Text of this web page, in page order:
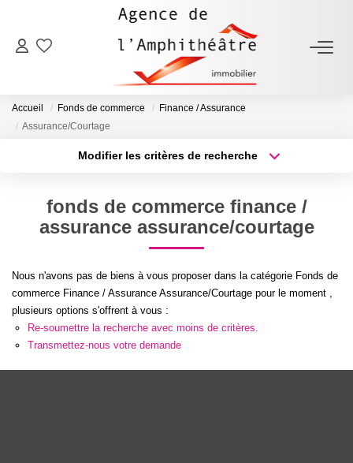
ACHETER
FAIRE GÉRER
NOTRE AGENCE
Qui Sommes-Nous
Notre Équipe
Accueil Fonds de commerce
Finance / Assurance
Assurance/Courtage
Modifier les critères de recherche
Type de bien
Surface min
Créer une alerte
fonds de commerce finance /
assurance assurance/courtage
Nous n'avons pas de biens à vous proposer dans la catégorie Fonds de
commerce Finance / Assurance Assurance/Courtage pour le moment ,
plusieurs options s'offrent à vous :
Re-soumettre la recherche avec moins de critères.
Transmettez-nous votre demande